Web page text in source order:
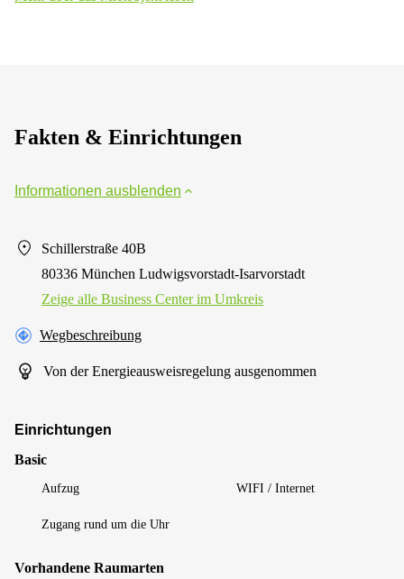
Fakten & Einrichtungen
Informationen ausblenden
Schillerstraße 40B
80336 München Ludwigsvorstadt-Isarvorstadt
Zeige alle Business Center im Umkreis
Wegbeschreibung
Von der Energieausweisregelung ausgenommen
Einrichtungen
Basic
Aufzug WIFI / Internet
Zugang rund um die Uhr
Vorhandene Raumarten